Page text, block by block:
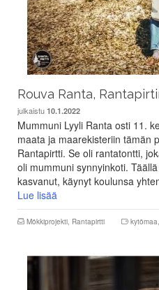
Rouva Ranta,
julkaistu 10.1.2022
Mummuni Lyyli Ranta osti 11.
maata ja maarekisteriin tämän
Rantapirtti. Se oli rantatontti,
oli mummuni synnyinkoti.
kasvanut, käynyt koulunsa
Lue lisää
Mökkiprojekti, Rantapirtti kytömaa,